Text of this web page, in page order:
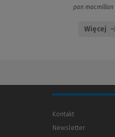
pan macmillan
Więcej
Kontakt
Newsletter